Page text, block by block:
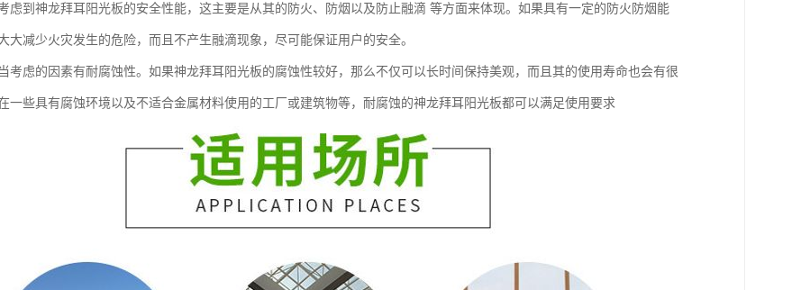
虑到神龙拜耳阳光板的安全性能，这主要是从其的防火、防烟以及防止融滴 等方面来体现。如果具有一定的防火防烟能
大减少火灾发生的危险，而且不产生融滴现象，尽可能保证用户的安全。
考虑的因素有耐腐蚀性。如果神龙拜耳阳光板的腐蚀性较好，那么不仅可以长时间保持美观，而且其的使用寿命也会有很
一些具有腐蚀环境以及不适合金属材料使用的工厂或建筑物等，耐腐蚀的神龙拜耳阳光板都可以满足使用要求